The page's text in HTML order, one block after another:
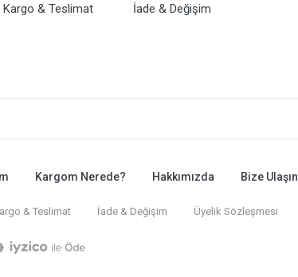
Kargo & Teslimat İade & Değişim
Kargom Nerede? Hakkımızda Bize Ulaşın
& Teslimat İade & Değişim Üyelik Sözleşmesi